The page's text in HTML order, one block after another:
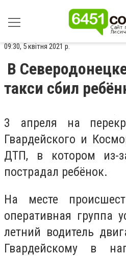
09:30, 5 квітня 2021 р.
В
такси сбил
3 апреля на
Гвардейского и
ДТП, в котором из-
пострадал ребёнок.
На месте
оперативная группа
летний водитель
Гвардейскому в